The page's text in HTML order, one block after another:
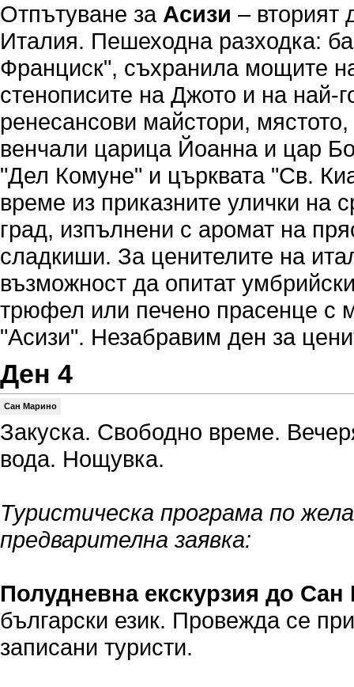
Отпътуване за Асизи – вторият
Италия. Пешеходна разходка:
Франциск", съхранила мощите
стенописите на Джото и на най-
ренесансови майстори,
венчали царица Йоанна и цар
"Дел Комуне" и църквата "Св.
време из приказните улички на
град, изпълнени с аромат на
сладкиши. За ценителите на
възможност да опитат
трюфел или печено прасенце с
"Асизи". Незабравим ден за
Ден 4
Сан Марино
Закуска. Свободно време.
вода. Нощувка.
Туристическа програма по
предварителна заявка:
Полудневна екскурзия до
български език. Провежда се
записани туристи.